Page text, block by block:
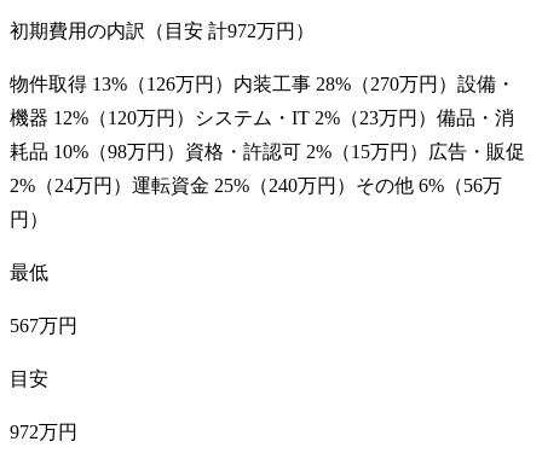
初期費用の内訳（目安 計972万円 ）
物件取得 13%（126万円 ） 内装工事 28%（270万円 ） 設備・
機器 12%（120万円 ） システム・IT 2%（23万円 ） 備品・消
耗品 10%（98万円 ） 資格・許認可 2%（15万円 ）
広告・販促
2%（24万円 ） 運転資金 25%（240万円 ） その他 6%（56万
円 ）
最低
567万円
目安
972万円